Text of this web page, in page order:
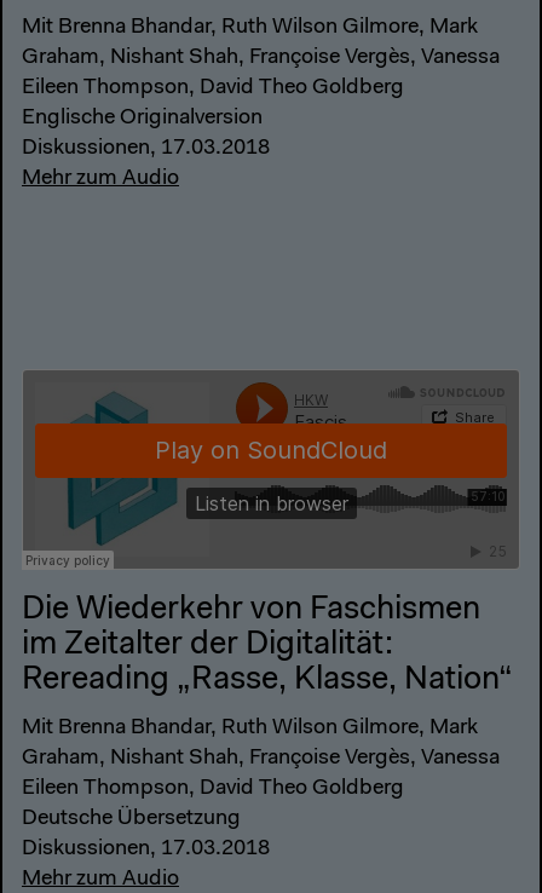
Mit Brenna Bhandar, Ruth Wilson Gilmore, Mark
Graham, Nishant Shah, Françoise Vergès, Vanessa
Eileen Thompson, David Theo Goldberg
Englische Originalversion
Diskussionen, 17.03.2018
Mehr zum Audio
Die Wiederkehr von Faschismen
im Zeitalter der Digitalität:
Rereading „Rasse, Klasse, Nation“
Mit Brenna Bhandar, Ruth Wilson Gilmore, Mark
Graham, Nishant Shah, Françoise Vergès, Vanessa
Eileen Thompson, David Theo Goldberg
Deutsche Übersetzung
Diskussionen, 17.03.2018
Mehr zum Audio